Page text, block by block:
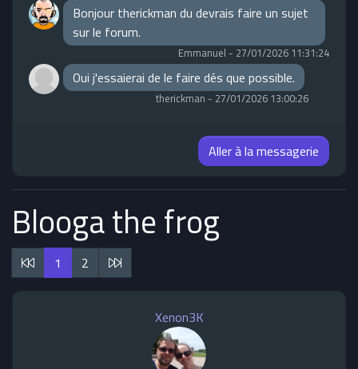
Bonjour therickman du devrais faire un sujet
sur le forum.
Emmanuel - 27/01/2026 11:31:24
Oui j'essaierai de le faire dés que possible.
therickman - 27/01/2026 13:00:26
Aller à la messagerie
Blooga the frog
1 2
Xenon3K